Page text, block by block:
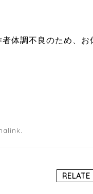
体調不良のため、お
有
.
RELATE